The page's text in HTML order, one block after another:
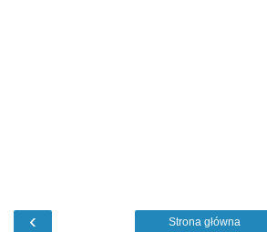
‹ Strona główna